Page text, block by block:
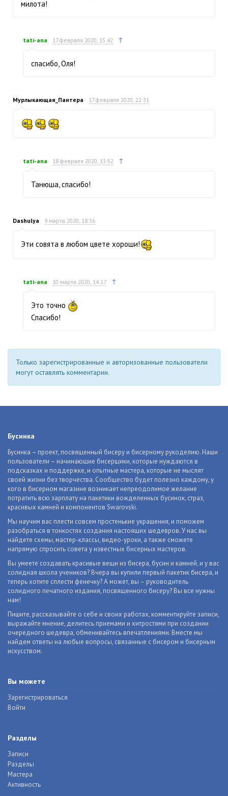
милота!
tati-ana 17 февраля 2020, 15:42 ↑
спасибо, Оля!
Мурлыкающая_Пантера 17 февраля 2020, 22:31
tati-ana 18 февраля 2020, 13:52 ↑
Танюша, спасибо!
Dashulya 9 марта 2020, 18:36
Эти совята в любом цвете хороши!
tati-ana 10 марта 2020, 14:17 ↑
Это точно
Спасибо!
Только зарегистрированные и авторизованные пользователи
могут оставлять комментарии.
Бусинка
Бусинка – проект, посвященный бисеру и бисерному рукоделию. Наши
пользователи – начинающие бисерщики, которые нуждаются в
подсказках и поддержке, и опытные мастера, которые не мыслят
своей жизни без творчества. Сообщество будет полезно каждому, у
кого в бисерном магазине возникает непреодолимое желание
потратить всю зарплату на пакетики вожделенных бусинок, страз,
красивых камней и компонентов Swarovski.
Мы научим вас плести совсем простенькие украшения, и поможем
разобраться в тонкостях создания настоящих шедевров. У нас вы
найдете схемы, мастер-классы, видео-уроки, а также сможете
напрямую спросить совета у известных бисерных мастеров.
Вы умеете создавать красивые вещи из бисера, бусин и камней, и у вас
солидная школа учеников? Вчера вы купили первый пакетик бисера, и
теперь хотите сплести фенечку? А может, вы – руководитель
солидного печатного издания, посвященного бисеру? Вы все нужны
нам!
Пишите, рассказывайте о себе и своих работах, комментируйте записи,
выражайте мнение, делитесь приемами и хитростями при создании
очередного шедевра, обменивайтесь впечатлениями. Вместе мы
найдем ответы на любые вопросы, связанные с бисером и бисерным
искусством.
Вы можете
Зарегистрироваться
Войти
Разделы
Записи
Разделы
Мастера
Активность